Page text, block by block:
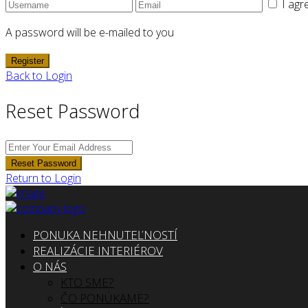
I
A password will be e-mailed to you
Register
Back to Login
Reset Password
Reset Password
Return to Login
PONUKA NEHNUTEĽNOSTÍ
REALIZÁCIE INTERIÉROV
O NÁS
KTO SME?
ČO PONÚKAME?